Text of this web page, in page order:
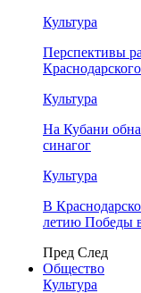
Культура
Перспективы
Культура
На Кубани
синагог
Культура
В
летию Победы
Пред След
Общество
Культура